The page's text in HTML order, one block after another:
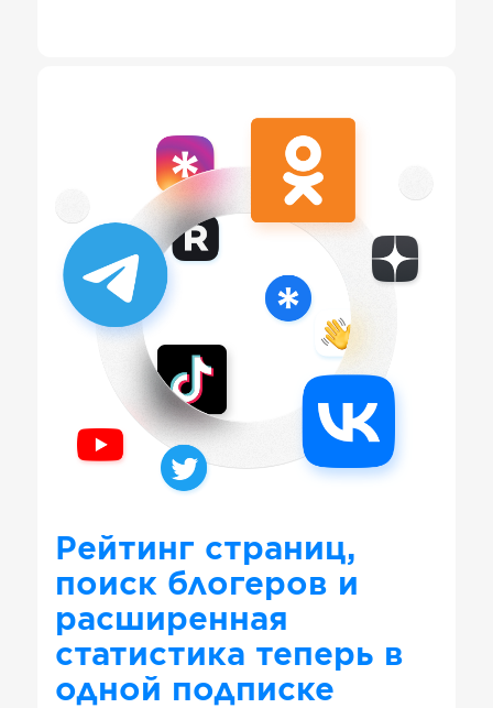
Рейтинг страниц,
поиск блогеров и
расширенная
статистика теперь в
одной подписке